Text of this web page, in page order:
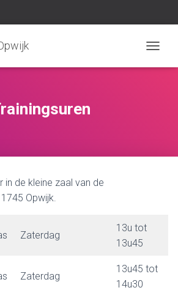
in de kleine zaal van de
Opwijk.
Zaterdag
13u tot
13u45
Zaterdag
13u45 tot
14u30